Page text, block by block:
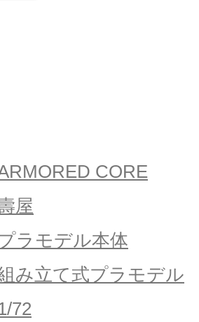
CORE
屋
ラモデル本体
み立て式プラモデル
72